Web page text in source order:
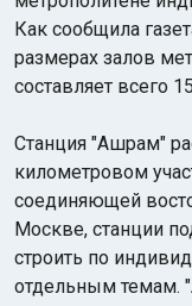
Как сообщила
размерах залов
составляет всего
Станция "Ашрам"
километровом
соединяющей
Москве, станции
строить по
отдельным темам.